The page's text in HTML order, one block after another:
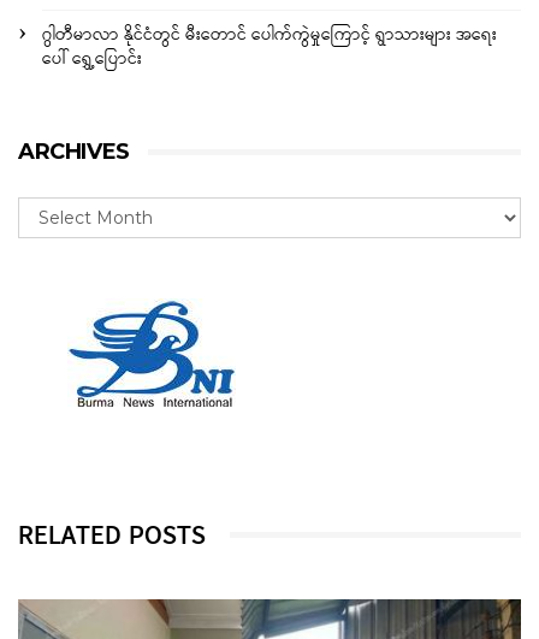
ဂွါတီမာလာ နိုင်ငံတွင် မီးတောင် ပေါက်ကွဲမှုကြောင့် ရွာသားများ အရေး
ပေါ် ရွှေ့ပြောင်း
ARCHIVES
RELATED POSTS